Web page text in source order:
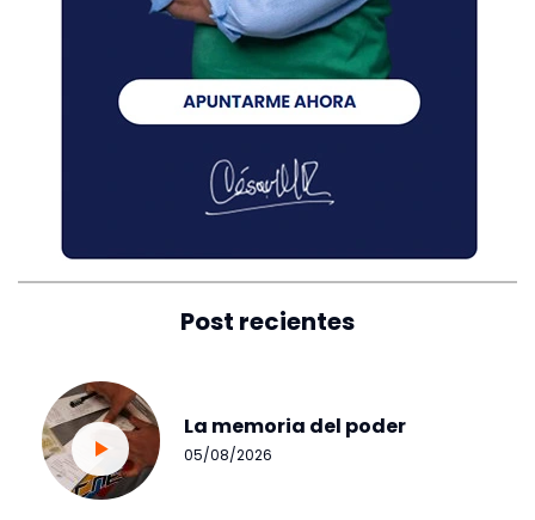
Post recientes
La memoria del poder
05/08/2026